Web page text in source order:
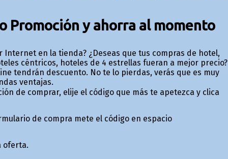
Promoción y ahorra al momento
en la tienda? ¿Deseas que tus compras de hotel,
céntricos, hoteles de 4 estrellas fueran a mejor precio?
tendrán descuento. No te lo pierdas, verás que es muy
ventajas.
de comprar, elije el código que más te apetezca y clica
de compra mete el código en espacio
oferta.